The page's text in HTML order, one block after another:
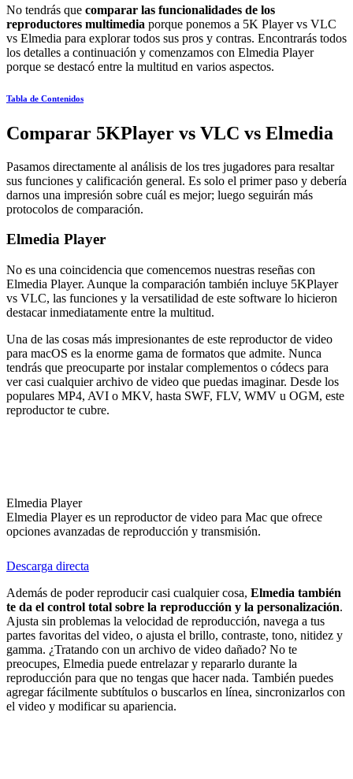
No tendrás que comparar las funcionalidades de los
reproductores multimedia porque ponemos a 5K Player vs VLC
vs Elmedia para explorar todos sus pros y contras. Encontrarás todos
los detalles a continuación y comenzamos con Elmedia Player
porque se destacó entre la multitud en varios aspectos.
Tabla de Contenidos
Comparar 5KPlayer vs VLC vs Elmedia
Pasamos directamente al análisis de los tres jugadores para resaltar
sus funciones y calificación general. Es solo el primer paso y debería
darnos una impresión sobre cuál es mejor; luego seguirán más
protocolos de comparación.
Elmedia Player
No es una coincidencia que comencemos nuestras reseñas con
Elmedia Player. Aunque la comparación también incluye 5KPlayer
vs VLC, las funciones y la versatilidad de este software lo hicieron
destacar inmediatamente entre la multitud.
Una de las cosas más impresionantes de este reproductor de video
para macOS es la enorme gama de formatos que admite. Nunca
tendrás que preocuparte por instalar complementos o códecs para
ver casi cualquier archivo de video que puedas imaginar. Desde los
populares MP4, AVI o MKV, hasta SWF, FLV, WMV u OGM, este
reproductor te cubre.
Elmedia Player
Elmedia Player es un reproductor de video para Mac que ofrece
opciones avanzadas de reproducción y transmisión.
Descarga directa
Además de poder reproducir casi cualquier cosa, Elmedia también
te da el control total sobre la reproducción y la personalización.
Ajusta sin problemas la velocidad de reproducción, navega a tus
partes favoritas del video, o ajusta el brillo, contraste, tono, nitidez y
gamma. ¿Tratando con un archivo de video dañado? No te
preocupes, Elmedia puede entrelazar y repararlo durante la
reproducción para que no tengas que hacer nada. También puedes
agregar fácilmente subtítulos o buscarlos en línea, sincronizarlos con
el video y modificar su apariencia.